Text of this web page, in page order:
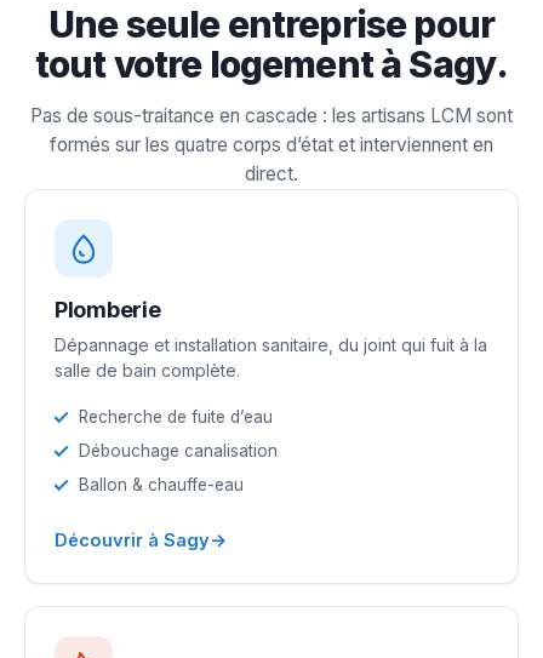
Une seule entreprise pour
tout votre logement à Sagy.
Pas de sous-traitance en cascade : les artisans LCM sont
formés sur les quatre corps d’état et interviennent en
direct.
Plomberie
Dépannage et installation sanitaire, du joint qui fuit à la
salle de bain complète.
Recherche de fuite d’eau
Débouchage canalisation
Ballon & chauffe-eau
Découvrir à Sagy→